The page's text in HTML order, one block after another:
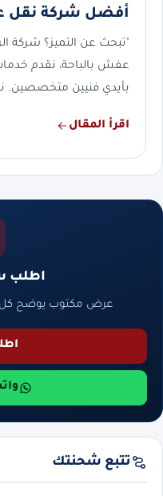
أفضل شركة نقل
"تبحث عن التميز؟ شركة
عفش بالباحة، نقدم
بأيدي فنيين
اقرأ المقال
اطلب
عرض مكتوب يوضح كل
تتبع شحنتك